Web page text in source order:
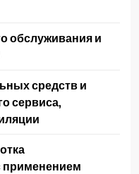
обслуживания и
средств и
сервиса,